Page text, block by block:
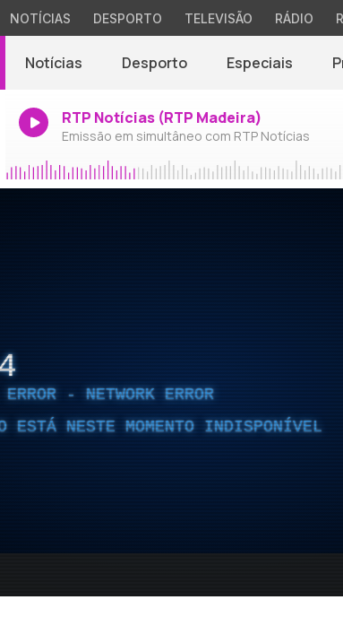
NOTÍCIAS DESPORTO TELEVISÃO RÁDIO
Notícias Desporto Especiais
RTP Notícias (RTP Madeira)
Emissão em simultâneo com RTP Notícias
- NETWORK ERROR
ESTÁ NESTE MOMENTO INDISPONÍVEL